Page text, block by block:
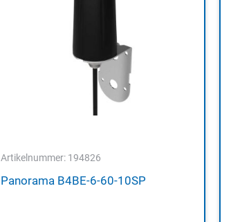
Artikelnummer: 194826
Panorama B4BE-6-60-10SP